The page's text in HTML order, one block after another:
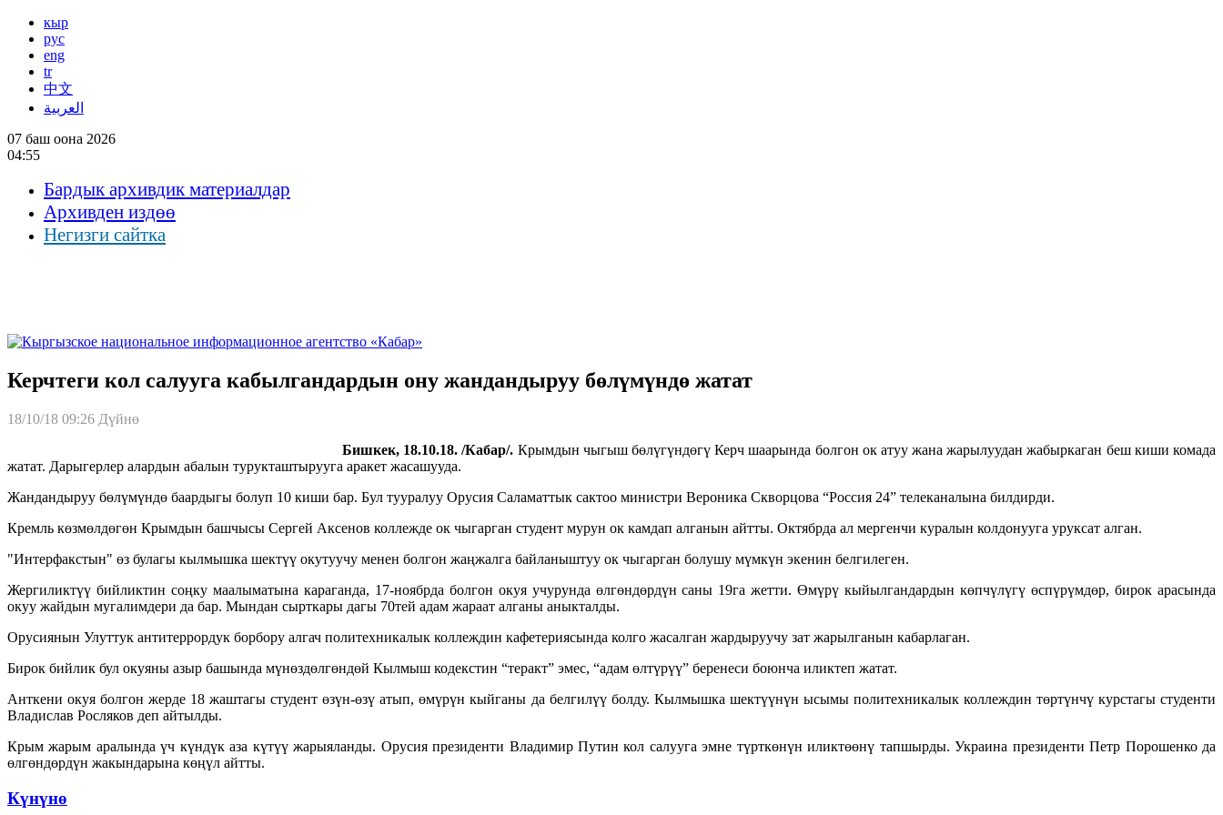
кыр
рус
eng
tr
中文
العربية
07 баш оона 2026
04:55
Бардык архивдик материалдар
Архивден издөө
Негизги сайтка
Керчтеги кол салууга кабылгандардын ону жандандыруу бөлүмүндө жатат
18/10/18 09:26 Дүйнө
Бишкек, 18.10.18. /Кабар/. Крымдын чыгыш бөлүгүндөгү Керч шаарында болгон ок атуу жана жарылуудан жабыркаган беш киши комада
жатат. Дарыгерлер алардын абалын турукташтырууга аракет жасашууда.
Жандандыруу бөлүмүндө баардыгы болуп 10 киши бар. Бул тууралуу Орусия Саламаттык сактоо министри Вероника Скворцова “Россия 24” телеканалына билдирди.
Кремль көзмөлдөгөн Крымдын башчысы Сергей Аксенов коллежде ок чыгарган студент мурун ок камдап алганын айтты. Октябрда ал мергенчи куралын колдонууга уруксат алган.
"Интерфакстын" өз булагы кылмышка шектүү окутуучу менен болгон жаңжалга байланыштуу ок чыгарган болушу мүмкүн экенин белгилеген.
Жергиликтүү бийликтин соңку маалыматына караганда, 17-ноябрда болгон окуя учурунда өлгөндөрдүн саны 19га жетти. Өмүрү кыйылгандардын көпчүлүгү өспүрүмдөр, бирок арасында
окуу жайдын мугалимдери да бар. Мындан сырткары дагы 70тей адам жараат алганы аныкталды.
Орусиянын Улуттук антитеррордук борбору алгач политехникалык коллеждин кафетериясында колго жасалган жардыруучу зат жарылганын кабарлаган.
Бирок бийлик бул окуяны азыр башында мүнөздөлгөндөй Кылмыш кодекстин “теракт” эмес, “адам өлтүрүү” беренеси боюнча иликтеп жатат.
Анткени окуя болгон жерде 18 жаштагы студент өзүн-өзү атып, өмүрүн кыйганы да белгилүү болду. Кылмышка шектүүнүн ысымы политехникалык коллеждин төртүнчү курстагы студенти
Владислав Росляков деп айтылды.
Крым жарым аралында үч күндүк аза күтүү жарыяланды. Орусия президенти Владимир Путин кол салууга эмне түрткөнүн иликтөөнү тапшырды. Украина президенти Петр Порошенко да
өлгөндөрдүн жакындарына көңүл айтты.
Күнүнө